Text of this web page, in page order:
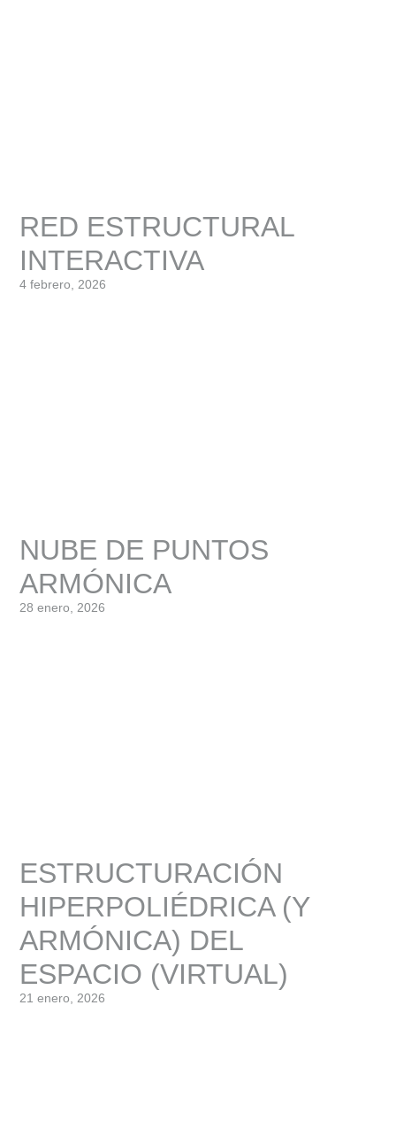
RED ESTRUCTURAL
INTERACTIVA
4 febrero, 2026
NUBE DE PUNTOS
ARMÓNICA
28 enero, 2026
ESTRUCTURACIÓN
HIPERPOLIÉDRICA (Y
ARMÓNICA) DEL
ESPACIO (VIRTUAL)
21 enero, 2026